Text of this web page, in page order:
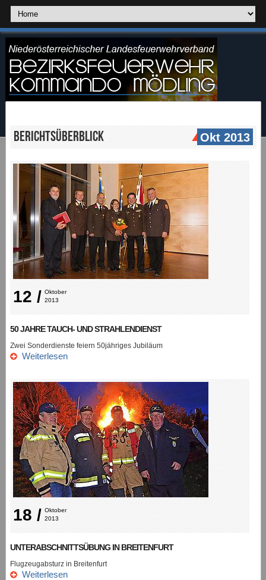
Berichtsüberblick Okt 2013
12 / Oktober
2013
50 JAHRE TAUCH- UND STRAHLENDIENST
Zwei Sonderdienste feiern 50jähriges Jubiläum
Weiterlesen
18 / Oktober
2013
UNTERABSCHNITTSÜBUNG IN BREITENFURT
Flugzeugabsturz in Breitenfurt
Weiterlesen